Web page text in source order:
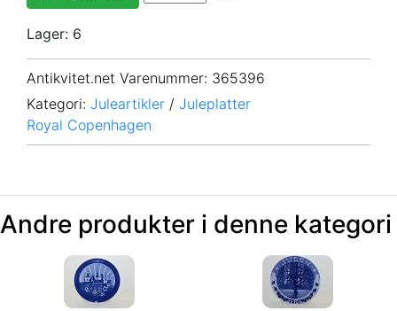
Lager: 6
Antikvitet.net Varenummer: 365396
Kategori: Juleartikler / Juleplatter
Royal Copenhagen
Andre produkter i denne kategori